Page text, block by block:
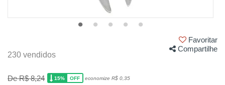
Favoritar
230 vendidos
Compartilhe
De R$ 8,24 15% OFF economize R$ 0,35